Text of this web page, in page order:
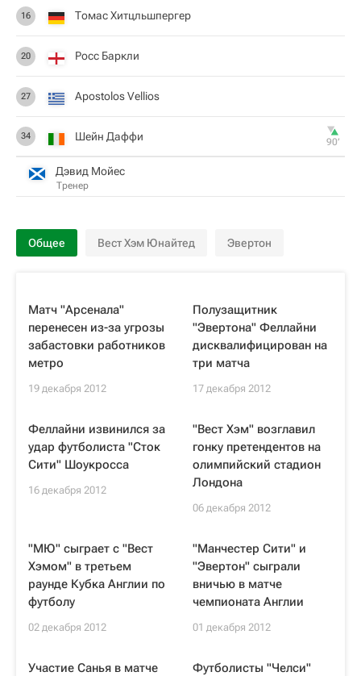
16 Томас Хитцльшпергер
20 Росс Баркли
27 Apostolos Vellios
34 Шейн Даффи 90‎’‎
Дэвид Мойес
Тренер
Общее Вест Хэм Юнайтед Эвертон
Матч "Арсенала"
перенесен из-за угрозы
забастовки работников
метро
19 декабря 2012
Полузащитник
"Эвертона" Феллайни
дисквалифицирован на
три матча
17 декабря 2012
Феллайни извинился за
удар футболиста "Сток
Сити" Шоукросса
16 декабря 2012
"Вест Хэм" возглавил
гонку претендентов на
олимпийский стадион
Лондона
06 декабря 2012
"МЮ" сыграет с "Вест
Хэмом" в третьем
раунде Кубка Англии по
футболу
02 декабря 2012
"Манчестер Сити" и
"Эвертон" сыграли
вничью в матче
чемпионата Англии
01 декабря 2012
Участие Санья в матче
Футболисты "Челси"